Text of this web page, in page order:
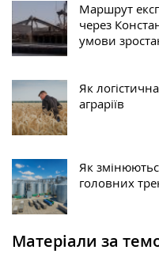
Маршрут
через
умови
Як
аграріїв
Як
головних
Матеріали за